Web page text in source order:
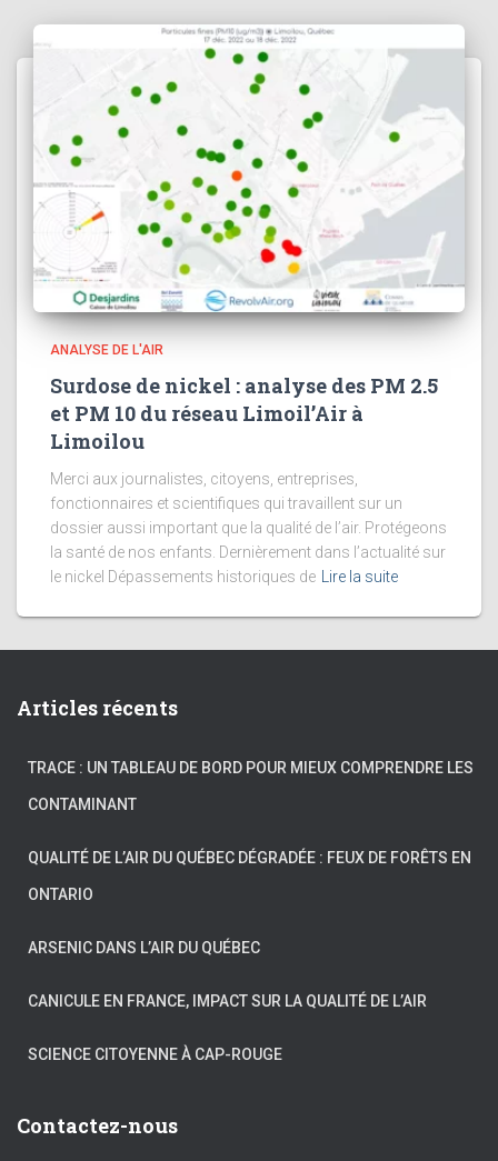
ANALYSE DE L'AIR
Surdose de nickel : analyse des PM 2.5
et PM 10 du réseau Limoil’Air à
Limoilou
Merci aux journalistes, citoyens, entreprises,
fonctionnaires et scientifiques qui travaillent sur un
dossier aussi important que la qualité de l’air. Protégeons
la santé de nos enfants. Dernièrement dans l’actualité sur
le nickel Dépassements historiques de
Lire la suite
Articles récents
TRACE : UN TABLEAU DE BORD POUR MIEUX COMPRENDRE LES
CONTAMINANT
QUALITÉ DE L’AIR DU QUÉBEC DÉGRADÉE : FEUX DE FORÊTS EN
ONTARIO
ARSENIC DANS L’AIR DU QUÉBEC
CANICULE EN FRANCE, IMPACT SUR LA QUALITÉ DE L’AIR
SCIENCE CITOYENNE À CAP-ROUGE
Contactez-nous